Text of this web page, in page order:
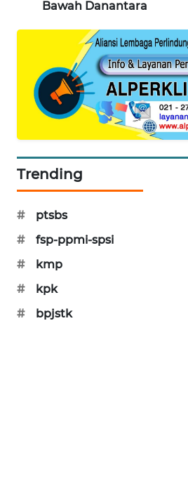
Bawah Danantara
Trending
#
ptsbs
#
fsp-ppmi-spsi
#
kmp
#
kpk
#
bpjstk
MKLI
LPKKI
LKKI
KOPEKLIN
PORTAL
KONSUMEN
ALPERKLINAS